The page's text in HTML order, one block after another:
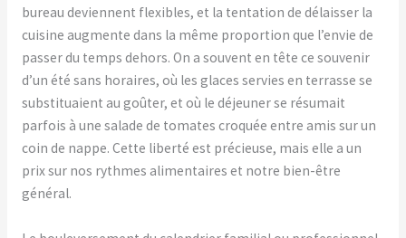
bureau deviennent flexibles, et la tentation de délaisser la
cuisine augmente dans la même proportion que l’envie de
passer du temps dehors. On a souvent en tête ce souvenir
d’un été sans horaires, où les glaces servies en terrasse se
substituaient au goûter, et où le déjeuner se résumait
parfois à une salade de tomates croquée entre amis sur un
coin de nappe. Cette liberté est précieuse, mais elle a un
prix sur nos rythmes alimentaires et notre bien-être
général.